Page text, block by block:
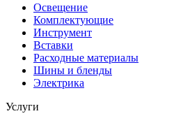
Освещение
Комплектующие
Инструмент
Вставки
Расходные материалы
Шины и бленды
Электрика
Услуги